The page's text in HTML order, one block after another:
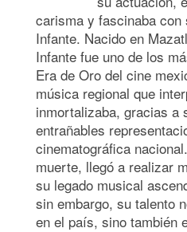
carisma y fascinaba con
Infante. Nacido en
Infante fue uno de los
Era de Oro del cine
música regional que
inmortalizaba, gracias a
entrañables
cinematográfica
muerte, llegó a realizar
su legado musical
sin embargo, su talento
en el país, sino también